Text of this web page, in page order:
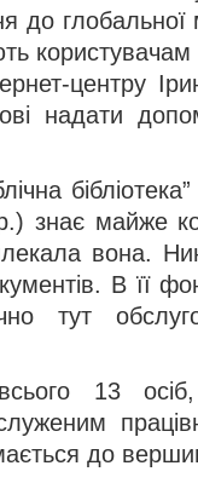
до глобальної
користувачам
центру
надати
знає майже
вона.
В її
тут
13
до